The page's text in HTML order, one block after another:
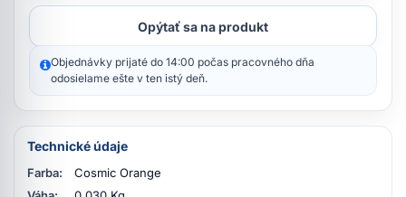
Opýtať sa na produkt
Objednávky prijaté do 14:00 počas pracovného dňa
odosielame ešte v ten istý deň.
Technické údaje
Farba:
Cosmic Orange